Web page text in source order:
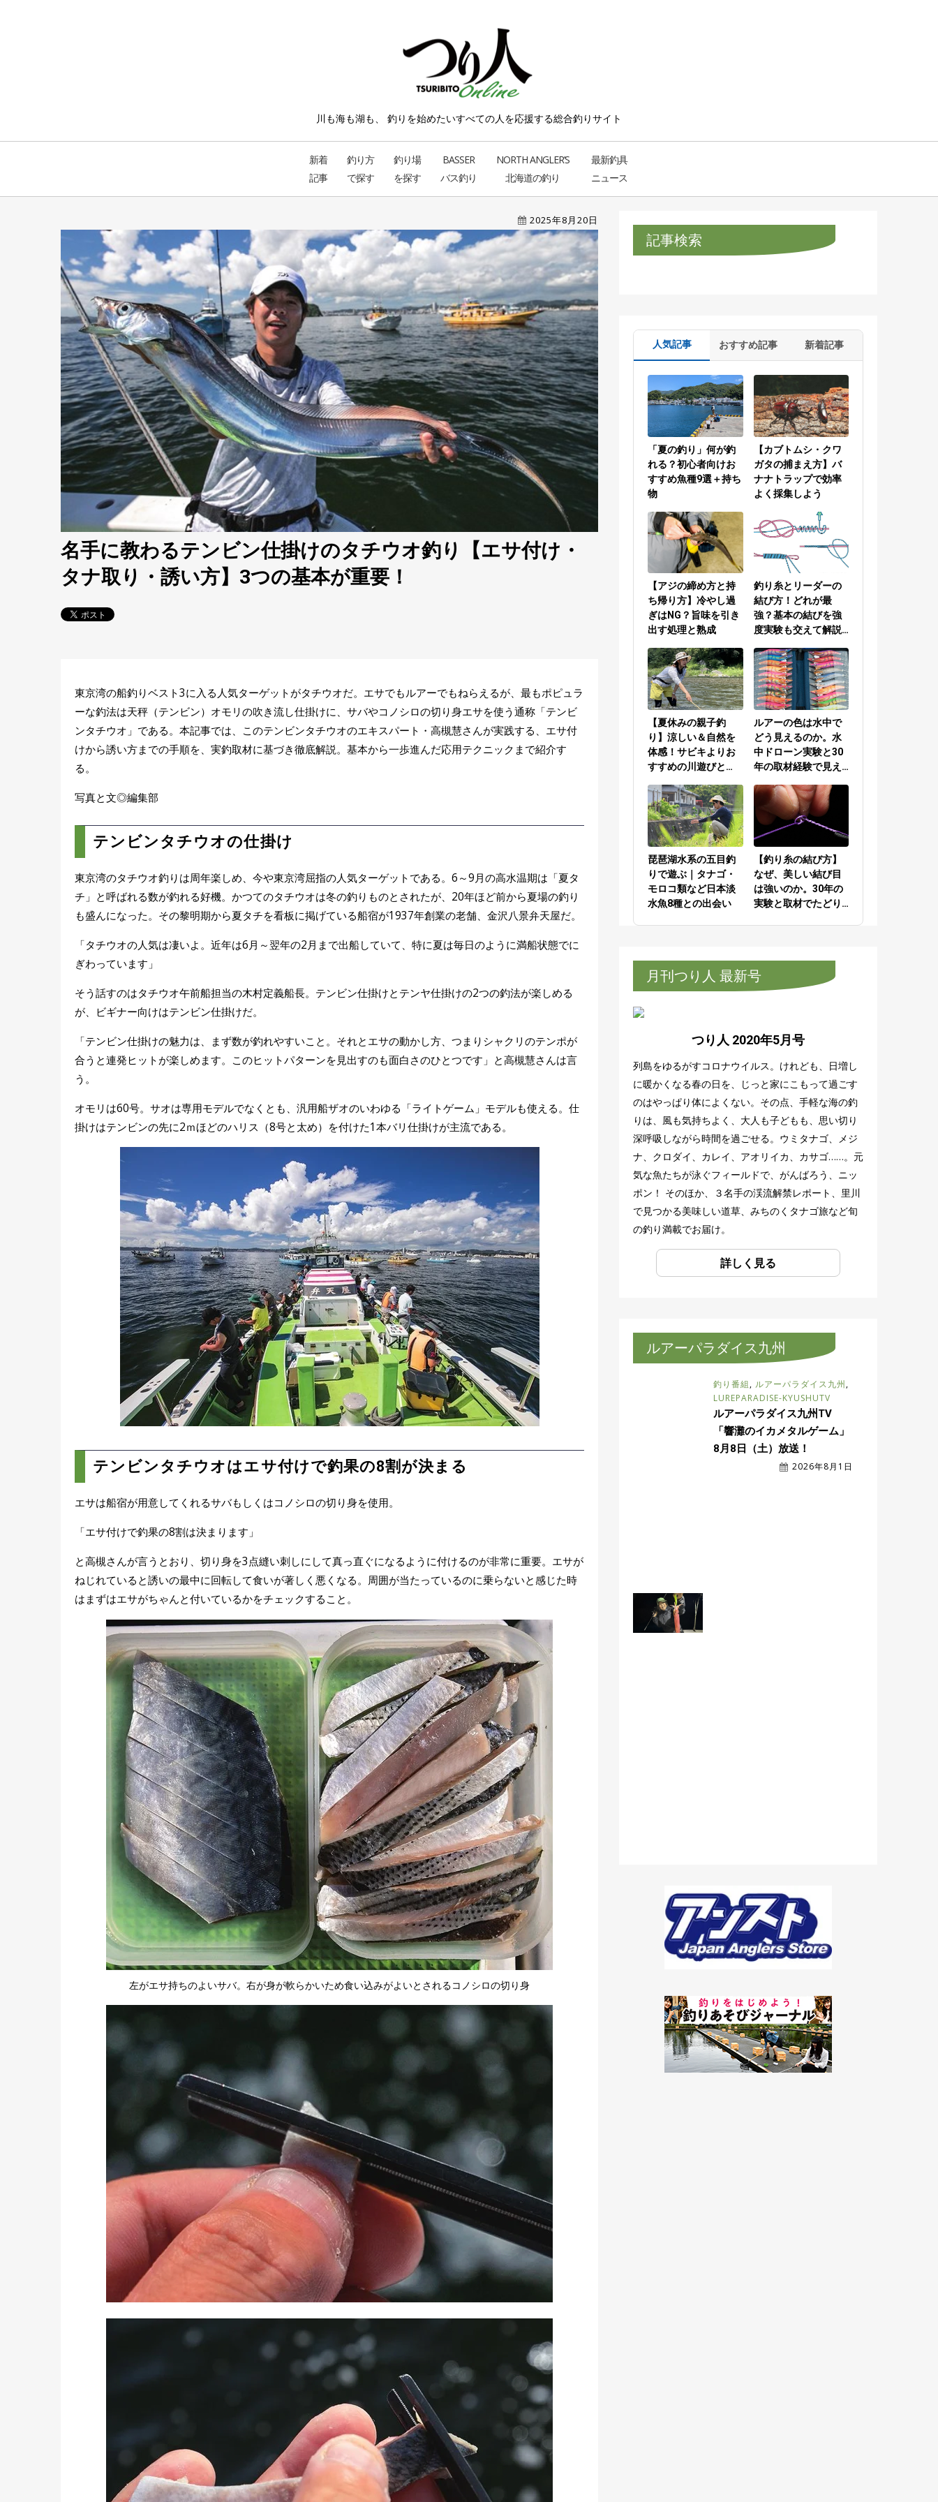
川も海も湖も、 釣りを始めたいすべての人を応援する総合釣りサイト
新着
記事
釣り方
で探す
釣り場
を探す
BASSER
バス釣り
NORTH ANGLER’S
北海道の釣り
最新釣具
ニュース
2025年8月20日
名手に教わるテンビン仕掛けのタチウオ釣り【エサ付け・
タナ取り・誘い方】3つの基本が重要！
東京湾の船釣りベスト3に入る人気ターゲットがタチウオだ。エサでもルアーでもねらえるが、最もポピュラ
ーな釣法は天秤（テンビン）オモリの吹き流し仕掛けに、サバやコノシロの切り身エサを使う通称「テンビ
ンタチウオ」である。本記事では、このテンビンタチウオのエキスパート・高槻慧さんが実践する、エサ付
けから誘い方までの手順を、実釣取材に基づき徹底解説。基本から一歩進んだ応用テクニックまで紹介す
る。
写真と文◎編集部
テンビンタチウオの仕掛け
東京湾のタチウオ釣りは周年楽しめ、今や東京湾屈指の人気ターゲットである。6～9月の高水温期は「夏タ
チ」と呼ばれる数が釣れる好機。かつてのタチウオは冬の釣りものとされたが、20年ほど前から夏場の釣り
も盛んになった。その黎明期から夏タチを看板に掲げている船宿が1937年創業の老舗、金沢八景弁天屋だ。
「タチウオの人気は凄いよ。近年は6月～翌年の2月まで出船していて、特に夏は毎日のように満船状態でに
ぎわっています」
そう話すのはタチウオ午前船担当の木村定義船長。テンビン仕掛けとテンヤ仕掛けの2つの釣法が楽しめる
が、ビギナー向けはテンビン仕掛けだ。
「テンビン仕掛けの魅力は、まず数が釣れやすいこと。それとエサの動かし方、つまりシャクリのテンポが
合うと連発ヒットが楽しめます。このヒットパターンを見出すのも面白さのひとつです」と高槻慧さんは言
う。
オモリは60号。サオは専用モデルでなくとも、汎用船ザオのいわゆる「ライトゲーム」モデルも使える。仕
掛けはテンビンの先に2ｍほどのハリス（8号と太め）を付けた1本バリ仕掛けが主流である。
テンビンタチウオはエサ付けで釣果の8割が決まる
エサは船宿が用意してくれるサバもしくはコノシロの切り身を使用。
「エサ付けで釣果の8割は決まります」
と高槻さんが言うとおり、切り身を3点縫い刺しにして真っ直ぐになるように付けるのが非常に重要。エサが
ねじれていると誘いの最中に回転して食いが著しく悪くなる。周囲が当たっているのに乗らないと感じた時
はまずはエサがちゃんと付いているかをチェックすること。
左がエサ持ちのよいサバ。右が身が軟らかいため食い込みがよいとされるコノシロの切り身
記事検索
人気記事 おすすめ記事 新着記事
「夏の釣り」何が釣
れる？初心者向けお
すすめ魚種9選＋持ち
物
【カブトムシ・クワ
ガタの捕まえ方】バ
ナナトラップで効率
よく採集しよう
【アジの締め方と持
ち帰り方】冷やし過
ぎはNG？旨味を引き
出す処理と熟成
釣り糸とリーダーの
結び方！どれが最
強？基本の結びを強
度実験も交えて解説
ーの結び方編
【夏休みの親子釣
り】涼しい＆自然を
体感！サビキよりお
すすめの川遊びと
ルアーの色は水中で
どう見えるのか。水
中ドローン実験と30
年の取材経験で見え
琵琶湖水系の五目釣
りで遊ぶ｜タナゴ・
モロコ類など日本淡
水魚8種との出会い
【釣り糸の結び方】
なぜ、美しい結び目
は強いのか。30年の
実験と取材でたどり
月刊つり人 最新号
つり人 2020年5月号
列島をゆるがすコロナウイルス。けれども、日増し
に暖かくなる春の日を、じっと家にこもって過ごす
のはやっぱり体によくない。その点、手軽な海の釣
りは、風も気持ちよく、大人も子どもも、思い切り
深呼吸しながら時間を過ごせる。ウミタナゴ、メジ
ナ、クロダイ、カレイ、アオリイカ、カサゴ……。元
気な魚たちが泳ぐフィールドで、がんばろう、ニッ
ポン！ そのほか、３名手の渓流解禁レポート、里川
で見つかる美味しい道草、みちのくタナゴ旅など旬
の釣り満載でお届け。
詳しく見る
ルアーパラダイス九州
釣り番組, ルアーパラダイス九州,
LUREPARADISE-KYUSHUTV
ルアーパラダイス九州TV
「響灘のイカメタルゲーム」
8月8日（土）放送！
2026年8月1日